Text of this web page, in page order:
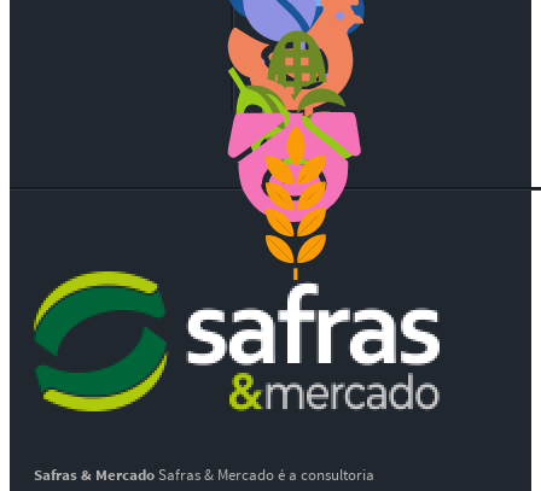
Safras & MercadoSafras & Mercado é a consultoria